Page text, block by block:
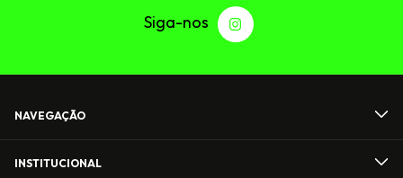
NAVEGAÇÃO
INSTITUCIONAL